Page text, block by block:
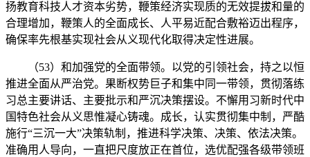
扬教育科技人才资本劣势，鞭策经济实现质的无效提拔和量的
合理增加，鞭策人的全面成长、人平易近配合敷裕迈出程序，
确保率先根基实现社会从义现代化取得决定性进展。
（53）和加强党的全面带领。以党的引领社会，持之以恒
推进全面从严治党。果断权势巨子和集中同一带领，贯彻落练
习总主要讲话、主要批示和严沉决策摆设。不懈用习新时代中
国特色社会从义思惟凝心铸魂。成长，认实贯彻集中制，严酷
施行“三沉一大”决策轨制，推进科学决策、决策、依法决策。
准确用人导向，一直把尺度放正在首位，选优配强各级带领班